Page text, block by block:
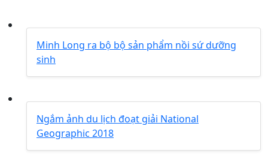
Minh Long ra bộ bộ sản phẩm nồi sứ dưỡng
sinh
Ngắm ảnh du lịch đoạt giải National
Geographic 2018